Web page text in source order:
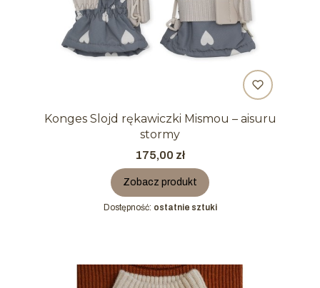
Konges Slojd rękawiczki Mismou – aisuru
stormy
Cena
175,00 zł
Zobacz produkt
Dostępność: ostatnie sztuki